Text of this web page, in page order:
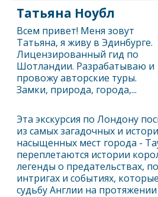
Эта экскурсия поЛондону
из самых загадочных и
насыщенных мест города -
переплетаются истории
легенды о предательствах,
интригах и событиях,
судьбу Англии на
Татьяна Ноубл
Всем привет! Меня зовут
Татьяна, я живу в Эдинбурге.
Лицензированный гид по
Шотландии. Разрабатываю и
провожу авторские туры.
Замки, природа, города,...